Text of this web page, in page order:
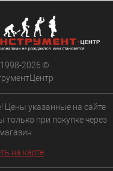
2026 ©
Цены указанные на сайте
только при покупке через
на карте